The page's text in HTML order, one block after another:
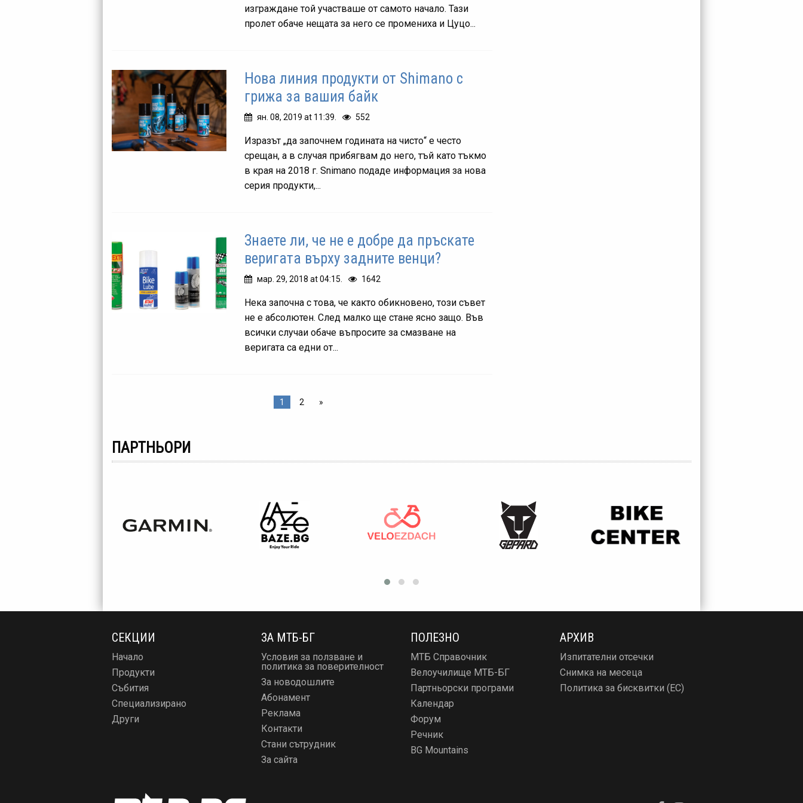
изграждане той участваше от самото начало. Тази
пролет обаче нещата за него се промениха и Цуцо...
Нова линия продукти от Shimano с
грижа за вашия байк
ян. 08, 2019 at 11:39. 552
Изразът „да започнем годината на чисто“ е често
срещан, а в случая прибягвам до него, тъй като тъкмо
в края на 2018 г. Snimano подаде информация за нова
серия продукти,...
Знаете ли, че не е добре да пръскате
веригата върху задните венци?
мар. 29, 2018 at 04:15. 1642
Нека започна с това, че както обикновено, този съвет
не е абсолютен. След малко ще стане ясно защо. Във
всички случаи обаче въпросите за смазване на
веригата са едни от...
1 2 »
ПАРТНЬОРИ
СЕКЦИИ
Начало
Продукти
Събития
Специализирано
Други
ЗА МТБ-БГ
Условия за ползване и
политика за поверителност
За новодошлите
Абонамент
Реклама
Контакти
Стани сътрудник
За сайта
ПОЛЕЗНО
МТБ Справочник
Велоучилище МТБ-БГ
Партньорски програми
Календар
Форум
Речник
BG Mountains
АРХИВ
Изпитателни отсечки
Снимка на месеца
Политика за бисквитки (ЕС)